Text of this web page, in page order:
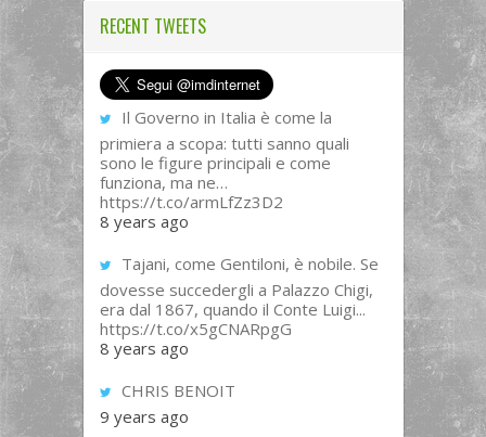
RECENT TWEETS
Il Governo in Italia è come la
primiera a scopa: tutti sanno quali
sono le figure principali e come
funziona, ma ne…
https://t.co/armLfZz3D2
8 years ago
Tajani, come Gentiloni, è nobile. Se
dovesse succedergli a Palazzo Chigi,
era dal 1867, quando il Conte Luigi...
https://t.co/x5gCNARpgG
8 years ago
CHRIS BENOIT
9 years ago